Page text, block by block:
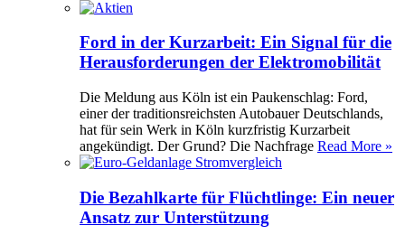
Ford in der Kurzarbeit: Ein Signal für die
Herausforderungen der Elektromobilität
Die Meldung aus Köln ist ein Paukenschlag: Ford,
einer der traditionsreichsten Autobauer Deutschlands,
hat für sein Werk in Köln kurzfristig Kurzarbeit
angekündigt. Der Grund? Die Nachfrage Read More »
Die Bezahlkarte für Flüchtlinge: Ein neuer
Ansatz zur Unterstützung